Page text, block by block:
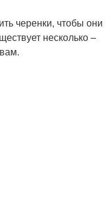
черенки, чтобы они
несколько –